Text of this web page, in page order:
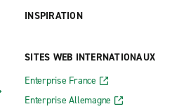
INSPIRATION
SITES WEB INTERNATIONAUX
Enterprise France
Enterprise Allemagne